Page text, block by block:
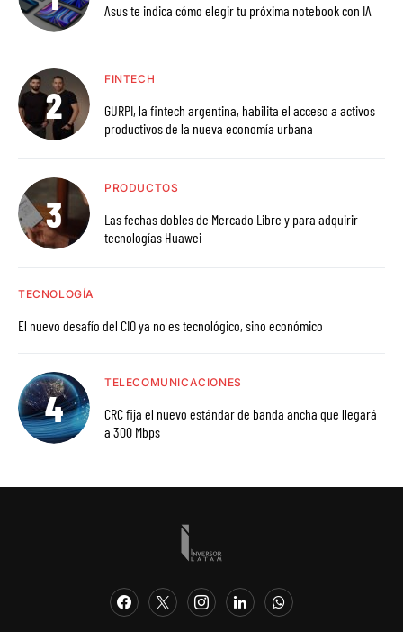
Asus te indica cómo elegir tu próxima notebook con IA
FINTECH
GURPI, la fintech argentina, habilita el acceso a activos
productivos de la nueva economía urbana
PRODUCTOS
Las fechas dobles de Mercado Libre y para adquirir
tecnologías Huawei
TECNOLOGÍA
El nuevo desafío del CIO ya no es tecnológico, sino económico
TELECOMUNICACIONES
CRC fija el nuevo estándar de banda ancha que llegará
a 300 Mbps